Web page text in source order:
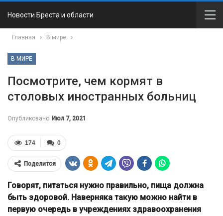
Новости Бреста и области
Главная В мире
В МИРЕ
Посмотрите, чем кормят в
столовых иностранных больниц
Опубликовано Июл 7, 2021
0
174
Поделится
Говорят, питаться нужно правильно, пища должна
быть здоровой. Наверняка такую можно найти в
первую очередь в учреждениях здравоохранения